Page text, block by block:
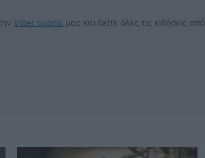
Viber ομάδα μας και δείτε όλες τις ειδήσεις από